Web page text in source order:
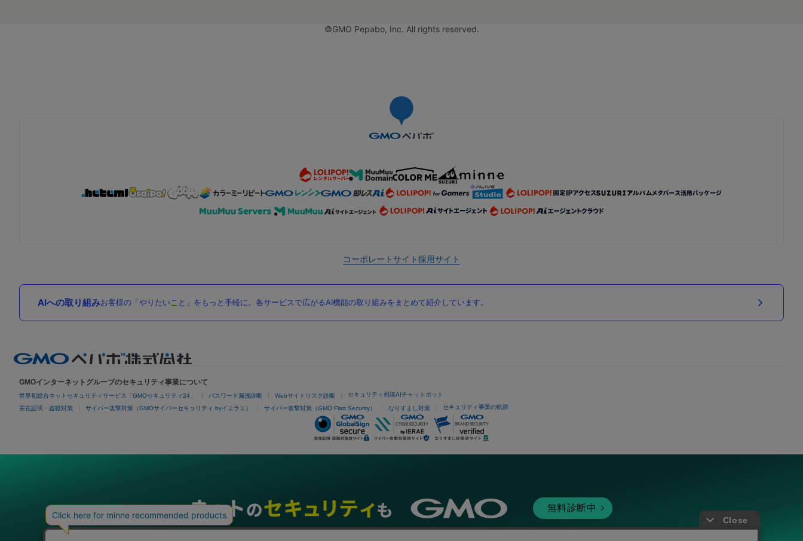
©GMO Pepabo, Inc. All rights reserved.
コーポレートサイト採用サイト
AIへの取り組みお客様の「やりたいこと」をもっと手軽に。各サービスで広がるAI機能の取り組みをまとめて紹介しています。
GMOインターネットグループのセキュリティ事業について
世界初総合ネットセキュリティサービス「GMOセキュリティ24」 パスワード漏洩診断 Webサイトリスク診断 セキュリティ相談AIチャットボット
実在証明・盗聴対策 サイバー攻撃対策（GMOサイバーセキュリティ byイエラエ） サイバー攻撃対策（GMO Flatt Security） なりすまし対策 セキュリティ事業の軌跡
無料診断中